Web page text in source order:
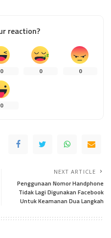
reaction?
0 0 0
0
NEXT ARTICLE
Penggunaan Nomor Handphone
Tidak Lagi Digunakan Facebook
Untuk Keamanan Dua Langkah